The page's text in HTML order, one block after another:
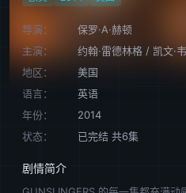
导演：
保罗·A·赫顿
主演：
约翰·雷德林格 / 凯文·
地区：
美国
语言：
英语
年份：
2014
状态：
已完结 共6集
剧情简介